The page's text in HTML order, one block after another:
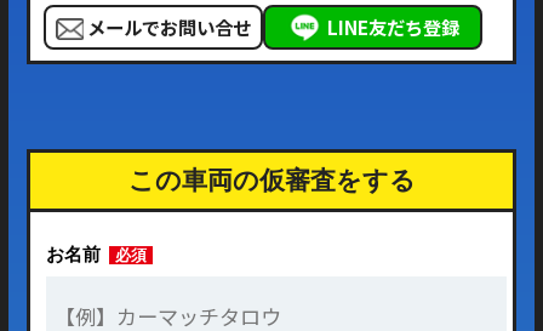
メールでお問い合せ LINE友だち登録
この車両の仮審査をする
お名前 必須